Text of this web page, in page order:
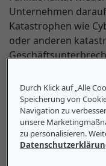
Unternehmen
Katastrophen wie
oder anderen
Das sollten
Recovery)
Durch Klick auf „Alle
Speicherung von
Navigation zu
unsere
zu personalisieren.